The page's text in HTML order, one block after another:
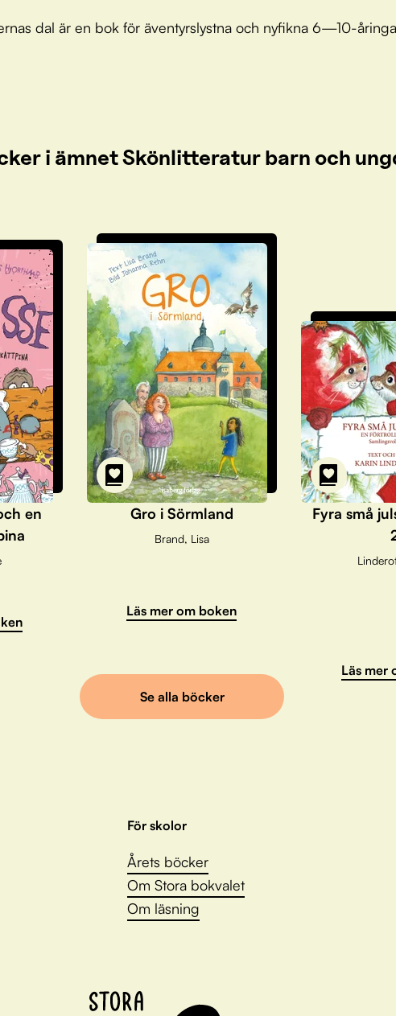
dal är en bok för äventyrslystna och nyfikna 6—10-
i ämnet Skönlitteratur barn och
en
Gro i Sörmland
Brand, Lisa
Läs mer om boken
Fyra små
Läs mer
Se alla böcker
För skolor
Årets böcker
Om Stora bokvalet
Om läsning